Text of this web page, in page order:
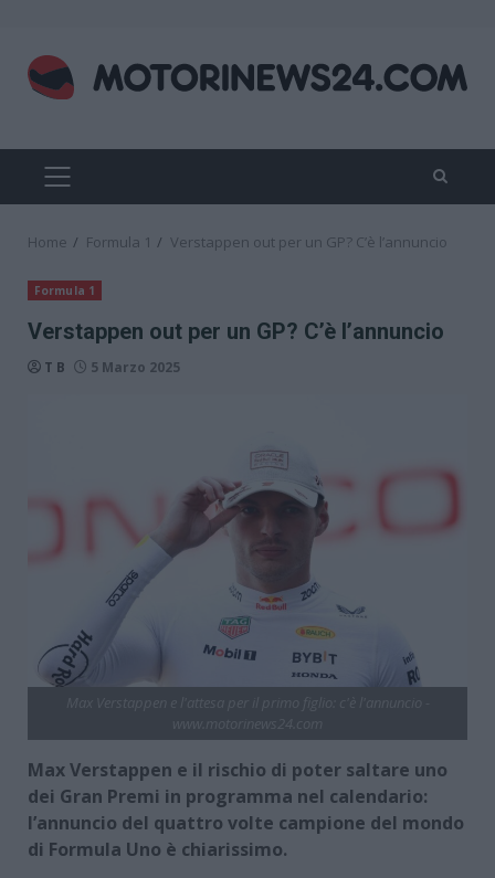
content
PRIMARY
MENU
Home Formula 1 Verstappen out per un GP? C’è l’annuncio
Formula 1
Verstappen out per un GP? C’è l’annuncio
T B 5 Marzo 2025
Max Verstappen e il rischio di poter saltare uno
dei Gran Premi in programma nel calendario:
l’annuncio del quattro volte campione del mondo
di Formula Uno è chiarissimo.